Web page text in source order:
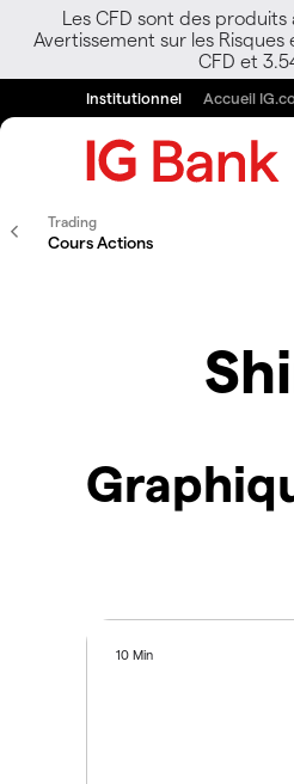
Les CFD sont des
Avertissement sur les
CFD et
Institutionnel Accueil
Trading
Cours Actions
10 Min